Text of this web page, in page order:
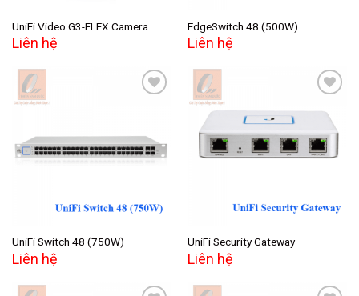
UniFi Video G3-FLEX Camera
Liên hệ
EdgeSwitch 48 (500W)
Liên hệ
Add to
wishlist
UniFi Switch 48 (750W)
Liên hệ
Add to
wishlist
UniFi Security Gateway
Liên hệ